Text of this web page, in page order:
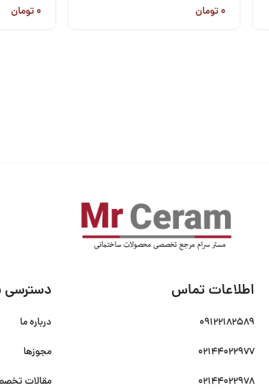
مروارید
۰ تومان ۰تومان
اطلاعات تماس
09122182589
02144022977
02144022978
دسترسی
درباره ما
مجوزها
مقالات